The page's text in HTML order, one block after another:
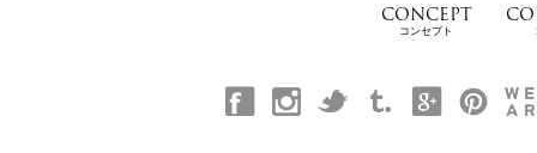
CONCEPT
コンセプト